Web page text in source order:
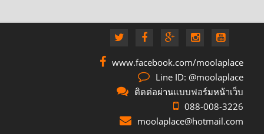
www.facebook.com/moolaplace
Line ID: @moolaplace
ติดต่อผ่านแบบฟอร์มหน้าเว็บ
088-008-3226
moolaplace@hotmail.com